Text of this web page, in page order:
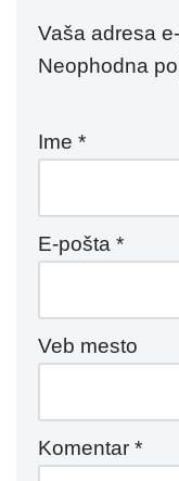
Vaša adresa
Neophodna
Ime *
E-pošta *
Veb mesto
Komentar *